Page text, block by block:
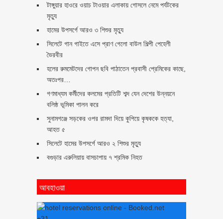
টাঙ্গুয়ার হাওরে ওয়াচ টাওয়ার এলাকায় গোসলে নেমে পর্যটকের
মৃত্যু
হামের উপসর্গে আরও ৩ শিশুর মৃত্যু
সিলেটে গান গাইতে এসে প্রাণ গেলো বাউল শিল্পী পেহেলী
ভৈরবীর
হলের রুমমেটদের গোপন ছবি পাঠাতেন প্রবাসী প্রেমিকের কাছে,
অতঃপর…
গণমাধ্যম কর্মীদের কলমের প্রতিটি শব্দ যেন দেশের উন্নয়নে
বলিষ্ঠ ভূমিকা পালন করে
সুনামগঞ্জে সড়কের ওপর রামদা দিয়ে কুপিয়ে কৃষককে হত্যা,
আহত ৫
সিলেটে হামের উপসর্গে আরও ২ শিশুর মৃত্যু
বগুড়ার এরুলিয়ায় বাসচাপায় ৭ শ্রমিক নিহত
আবহাওয়া